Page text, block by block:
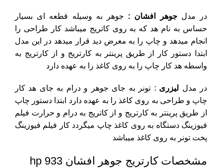
در مدلجوهر افشان : جوهر به وسیله قطعه ای بسیار
حساس به نام هد که به روی کاتریج میباشد کار طراحی را
انجام میدهد و چاپ را به معرض دید قرار میدهد در این مدل
ابتدا دستور کار از طریق پرینتر به کارتریج و از کارتریج به
واسطه هد کار چاپ را به روی کاغذ را به عهده دارد
در مدل لیزری : تونر به جای جوهر و درام به جای هد کار
چاپ و طراحی به روی کاغذ را به عهده دارد ابتدا دستور چاپ
از طریق پرینتر به کارتریج و از کاتریج به درام و حرارت فیلم
فیوزینگ دستگاه به روی کاغذ چاپ میگردد کار فیلم فیوزینگ
پخت تونر به روی کاغذ میباشد
مشخصات کارتریج جوهر افشان 933 hp